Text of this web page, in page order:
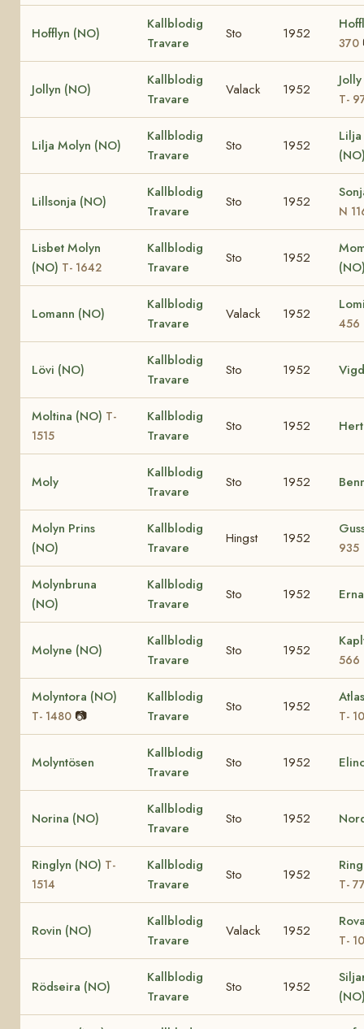
Hofflyn (NO)
Kallblodig
Travare
Sto 1952
370
Jollyn (NO)
Kallblodig
Travare
Valack 1952
T-
Lilja Molyn (NO)
Kallblodig
Travare
Sto 1952
Lillsonja (NO)
Kallblodig
Travare
Sto 1952
N
Lisbet Molyn
(NO) T- 1642
Kallblodig
Travare
Sto 1952
Lomann (NO)
Kallblodig
Travare
Valack 1952
456
Lövi (NO)
Kallblodig
Travare
Sto 1952
Moltina (NO) T-
1515
Kallblodig
Travare
Sto 1952
Moly
Kallblodig
Travare
Sto 1952
Molyn Prins
(NO)
Kallblodig
Travare
Hingst 1952
935
Molynbruna
(NO)
Kallblodig
Travare
Sto 1952
Molyne (NO)
Kallblodig
Travare
Sto 1952
566
Molyntora (NO)
T- 1480 📷
Kallblodig
Travare
Sto 1952
T-
Molyntösen
Kallblodig
Travare
Sto 1952
Norina (NO)
Kallblodig
Travare
Sto 1952
Ringlyn (NO) T-
1514
Kallblodig
Travare
Sto 1952
T-
Rovin (NO)
Kallblodig
Travare
Valack 1952
T-
Rödseira (NO)
Kallblodig
Travare
Sto 1952